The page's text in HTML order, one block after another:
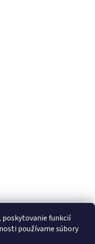
poskytovanie funkcií
používame súbory